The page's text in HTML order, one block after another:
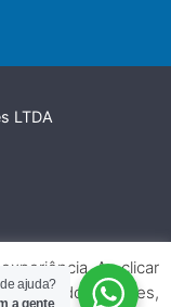
LTDA
de
aos seus respectivos
Ao clicar
o uso dos cookies,
ajuda?
a gente